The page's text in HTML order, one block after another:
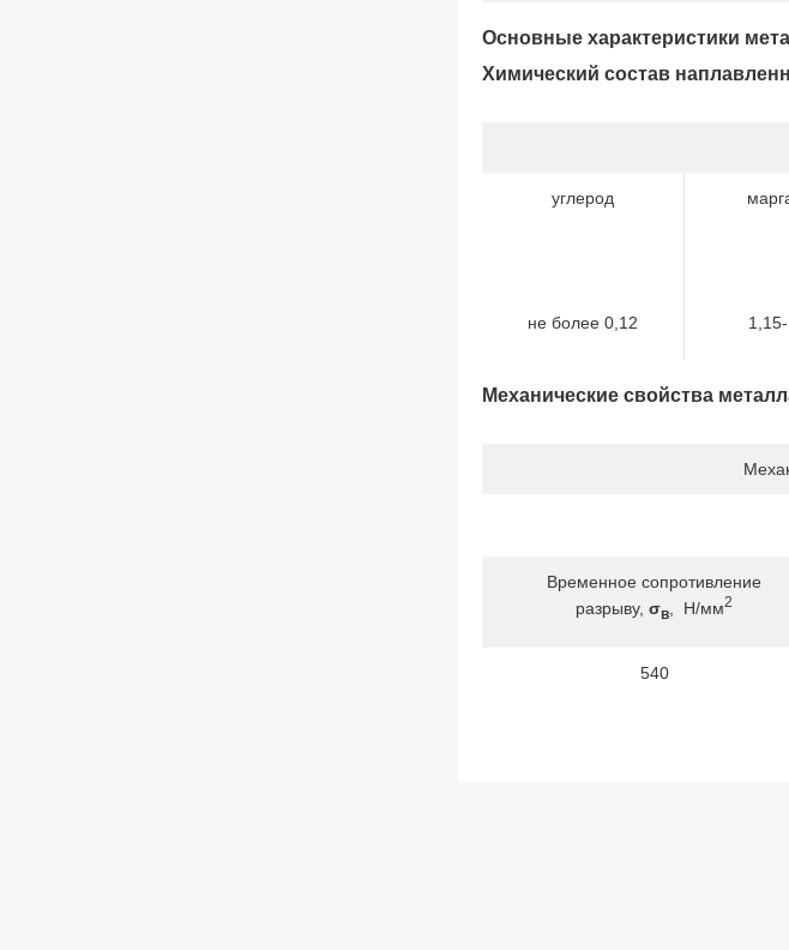
Основные характеристики
Химический состав
углерод
не более 0,12
Механические свойства
Временное сопротивление
разрыву, σв , Н/мм2
540